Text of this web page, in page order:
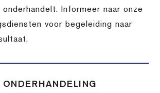
Informeer naar onze
voor begeleiding naar
ONDERHANDELING